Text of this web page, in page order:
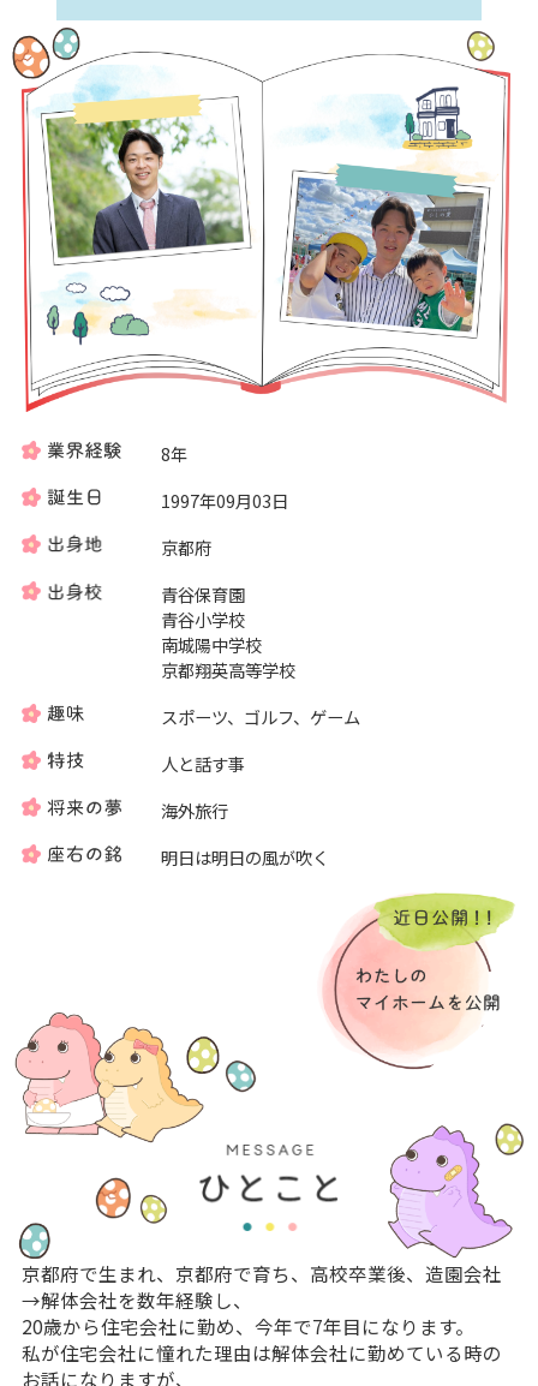
8年
1997年09月03日
京都府
青谷保育園
青谷小学校
南城陽中学校
京都翔英高等学校
スポーツ、ゴルフ、ゲーム
人と話す事
海外旅行
明日は明日の風が吹く
京都府で生まれ、京都府で育ち、高校卒業後、造園会社
→解体会社を数年経験し、
20歳から住宅会社に勤め、今年で7年目になります。
私が住宅会社に憧れた理由は解体会社に勤めている時の
お話になりますが、